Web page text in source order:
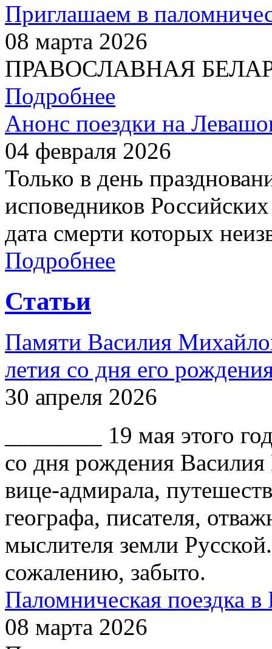
Приглашаем в
08 марта 2026
ПРАВОСЛАВНАЯ
Подробнее
Анонс поездки на
04 февраля 2026
Только в день
исповедников
дата смерти которых
Подробнее
Статьи
Памяти Василия
летия со дня его
30 апреля 2026
________ 19 мая этого
со дня рождения
вице-адмирала,
географа, писателя,
мыслителя земли
сожалению, забыто.
Паломническая поездка в
08 марта 2026